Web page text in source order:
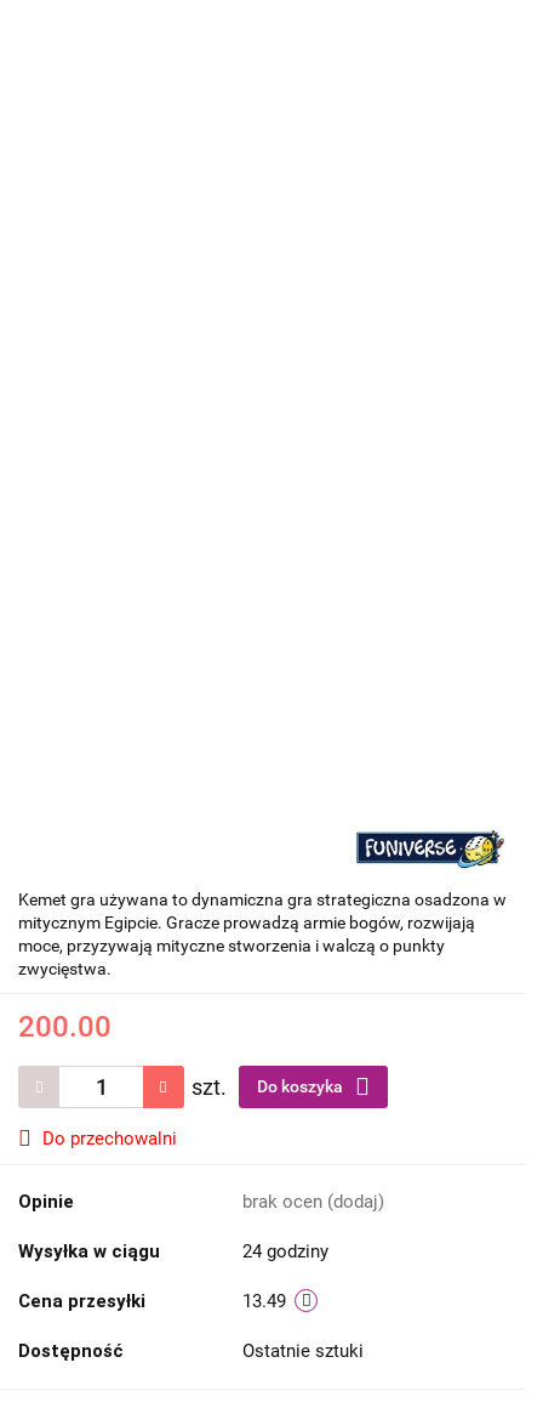
Kemet gra używana to dynamiczna gra strategiczna osadzona w
mitycznym Egipcie. Gracze prowadzą armie bogów, rozwijają
moce, przyzywają mityczne stworzenia i walczą o punkty
zwycięstwa.
200.00
szt. Do koszyka
Do przechowalni
Opinie brak ocen (dodaj)
Wysyłka w ciągu 24 godziny
Cena przesyłki 13.49
Dostępność Ostatnie sztuki